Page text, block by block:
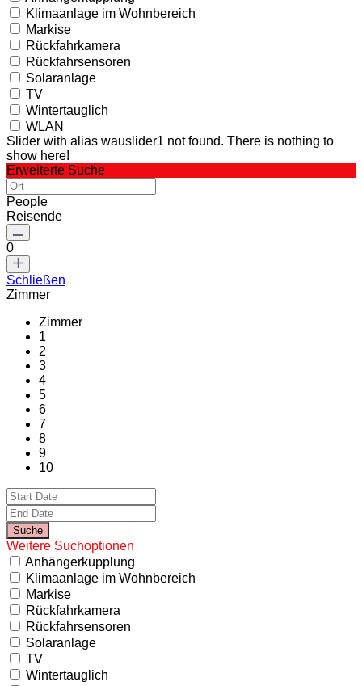
Klimaanlage im Wohnbereich
Markise
Rückfahrkamera
Rückfahrsensoren
Solaranlage
TV
Wintertauglich
WLAN
Slider with alias wauslider1 not found. There is nothing to
show here!
Erweiterte Suche
People
Reisende
0
Schließen
Zimmer
Zimmer
1
2
3
4
5
6
7
8
9
10
Weitere Suchoptionen
Anhängerkupplung
Klimaanlage im Wohnbereich
Markise
Rückfahrkamera
Rückfahrsensoren
Solaranlage
TV
Wintertauglich